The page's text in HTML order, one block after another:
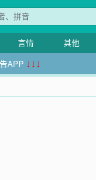
言情 其他
APP ↓↓↓